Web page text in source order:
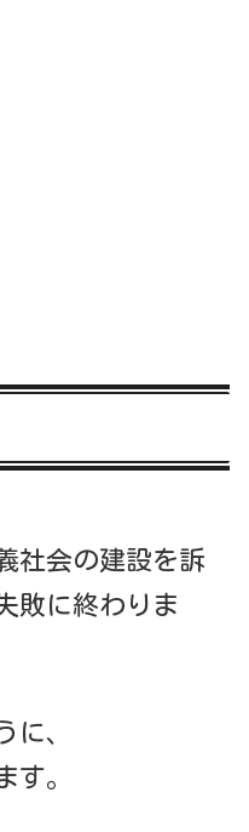
社会の建設を訴
敗に終わりま
に、
す。